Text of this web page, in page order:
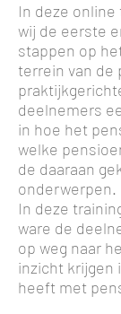
In deze
wij de eerste
stappen op
terrein van de
deelnemers
in hoe het
welke
de daaraan
onderwerpen.
In deze
ware de
op weg naar
inzicht krijgen
heeft met